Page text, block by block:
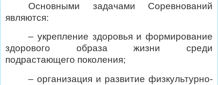
Основными задачами Соревнований
являются:
– укрепление здоровья и формирование
здорового образа жизни среди
подрастающего поколения;
– организация и развитие физкультурно-